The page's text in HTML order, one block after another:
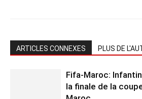
ARTICLES CONNEXES PLUS DE
Fifa-Maroc:
la finale de la